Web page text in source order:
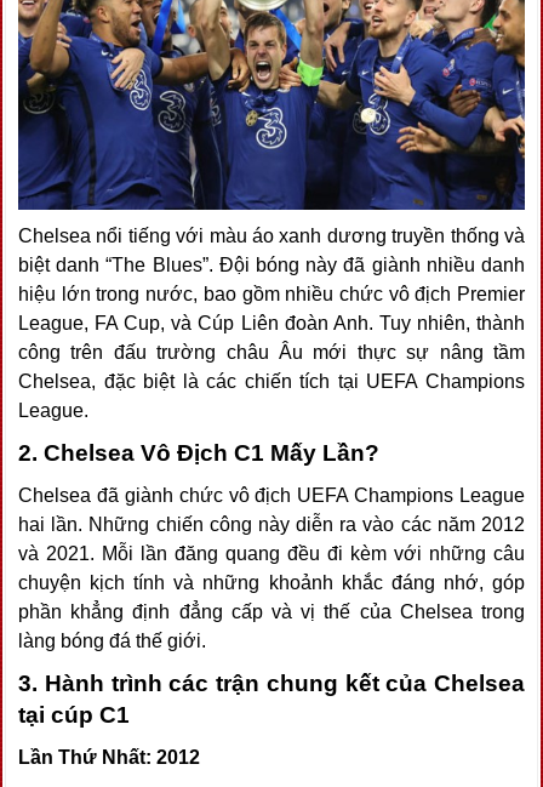
Chelsea nổi tiếng với màu áo xanh dương truyền thống và
biệt danh “The Blues”. Đội bóng này đã giành nhiều danh
hiệu lớn trong nước, bao gồm nhiều chức vô địch Premier
League, FA Cup, và Cúp Liên đoàn Anh. Tuy nhiên, thành
công trên đấu trường châu Âu mới thực sự nâng tầm
Chelsea, đặc biệt là các chiến tích tại UEFA Champions
League.
2. Chelsea Vô Địch C1 Mấy Lần?
Chelsea đã giành chức vô địch UEFA Champions League
hai lần. Những chiến công này diễn ra vào các năm 2012
và 2021. Mỗi lần đăng quang đều đi kèm với những câu
chuyện kịch tính và những khoảnh khắc đáng nhớ, góp
phần khẳng định đẳng cấp và vị thế của Chelsea trong
làng bóng đá thế giới.
3. Hành trình các trận chung kết của Chelsea
tại cúp C1
Lần Thứ Nhất: 2012